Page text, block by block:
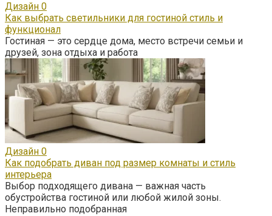
Дизайн 0
Как выбрать светильники для гостиной стиль и
функционал
Гостиная — это сердце дома, место встречи семьи и
друзей, зона отдыха и работа
Дизайн 0
Как подобрать диван под размер комнаты и стиль
интерьера
Выбор подходящего дивана — важная часть
обустройства гостиной или любой жилой зоны.
Неправильно подобранная